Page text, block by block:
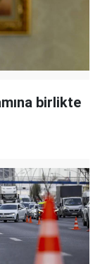
birlikte